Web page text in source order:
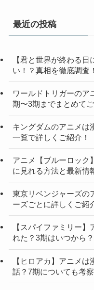
リ
最近の投稿
【君と世界が終わる
い！？真相を徹底調査！
ワールドトリガーのア
期〜3期までまとめてご
キングダムのアニメは
一覧で詳しくご紹介！
アニメ【ブルーロック
に見れる方法と最新情
東京リベンジャーズの
ーズごとに詳しくご紹
【スパイファミリー
れた？3期はいつから？
【ヒロアカ】アニメ
話？7期についても考察